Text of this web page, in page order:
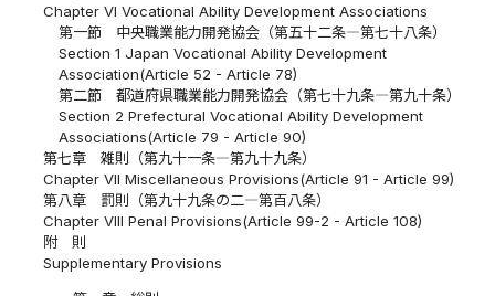
Chapter VI Vocational Ability Development Associations
第一節 中央職業能力開発協会（第五十二条―第七十八条）
Section 1 Japan Vocational Ability Development
Association(Article 52 - Article 78)
第二節 都道府県職業能力開発協会（第七十九条―第九十条）
Section 2 Prefectural Vocational Ability Development
Associations(Article 79 - Article 90)
第七章 雑則（第九十一条―第九十九条）
Chapter VII Miscellaneous Provisions(Article 91 - Article 99)
第八章 罰則（第九十九条の二―第百八条）
Chapter VIII Penal Provisions(Article 99-2 - Article 108)
附 則
Supplementary Provisions